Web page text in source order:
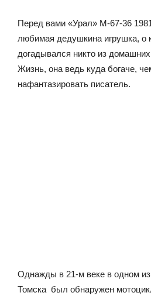
Перед вами «Урал» М-67-36
любимая дедушкина игрушка, о
догадывался никто из
Жизнь, она ведь куда богаче,
нафантазировать писатель.
Однажды в 21-м веке в одном из
Томска был обнаружен